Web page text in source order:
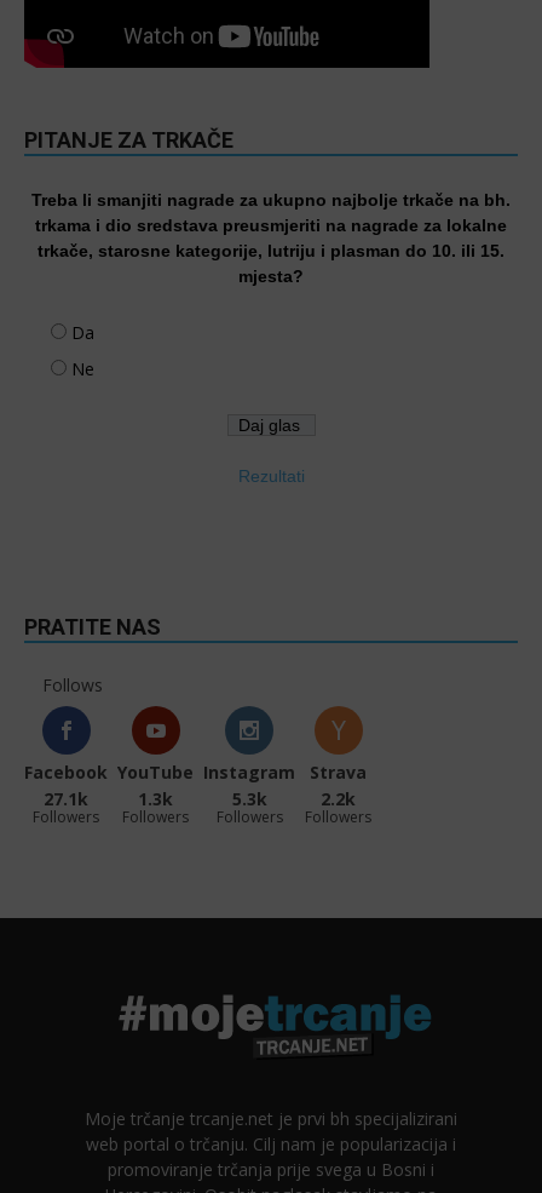
PITANJE ZA TRKAČE
Treba li smanjiti nagrade za ukupno najbolje trkače na bh.
trkama i dio sredstava preusmjeriti na nagrade za lokalne
trkače, starosne kategorije, lutriju i plasman do 10. ili 15.
mjesta?
Da
Ne
Rezultati
PRATITE NAS
Follows
Facebook
27.1k
Followers
YouTube
1.3k
Followers
Instagram
5.3k
Followers
Strava
2.2k
Followers
Moje trčanje trcanje.net je prvi bh specijalizirani
web portal o trčanju. Cilj nam je popularizacija i
promoviranje trčanja prije svega u Bosni i